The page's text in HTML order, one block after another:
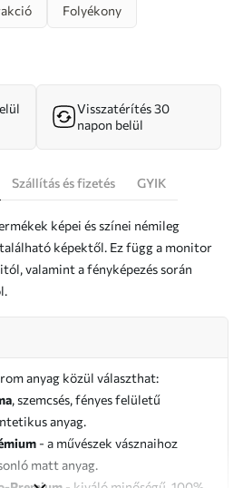
Folyékony
Visszatérítés 30
napon belül
Szállítás és fizetés GYIK
képei és színei némileg
képektől. Ez függ a monitor
valamint a fényképezés során
anyag közül választhat:
, szemcsés, fényes felületű
anyag.
- a művészek vásznaihoz
matt anyag.